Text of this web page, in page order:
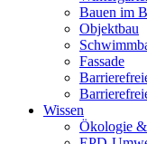
Bauen im
Objektbau
Fassade
Wissen
Ökologie